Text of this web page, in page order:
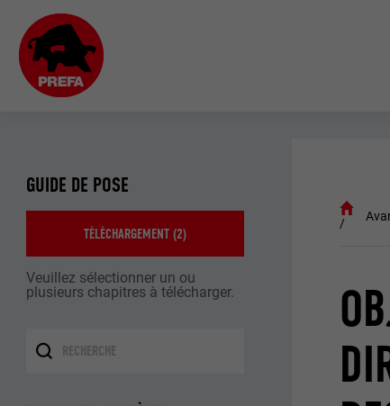
GUIDE DE POSE
TÉLÉCHARGEMENT (2)
Veuillez sélectionner un ou
plusieurs chapitres à télécharger.